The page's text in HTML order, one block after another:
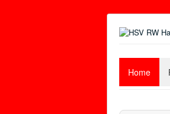
Home